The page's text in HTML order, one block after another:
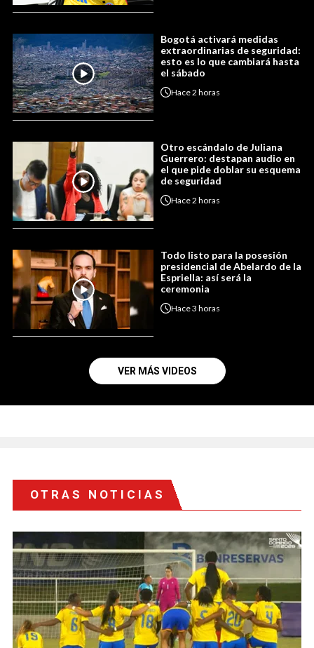
Bogotá activará medidas
extraordinarias de seguridad:
esto es lo que cambiará hasta
el sábado
Hace2 horas
Otro escándalo de Juliana
Guerrero: destapan audio en
el que pide doblar su esquema
de seguridad
Hace2 horas
Todo listo para la posesión
presidencial de Abelardo de la
Espriella: así será la
ceremonia
Hace3 horas
VER MÁS VIDEOS
OTRAS NOTICIAS